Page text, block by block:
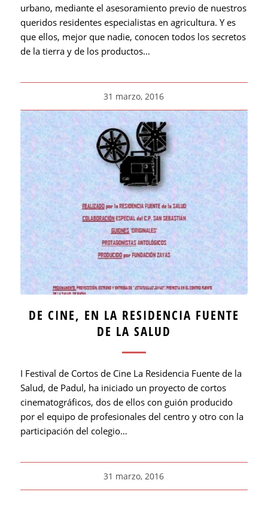
urbano, mediante el asesoramiento previo de nuestros
queridos residentes especialistas en agricultura. Y es
que ellos, mejor que nadie, conocen todos los secretos
de la tierra y de los productos…
31 marzo, 2016
DE CINE, EN LA RESIDENCIA FUENTE
DE LA SALUD
I Festival de Cortos de Cine La Residencia Fuente de la
Salud, de Padul, ha iniciado un proyecto de cortos
cinematográficos, dos de ellos con guión producido
por el equipo de profesionales del centro y otro con la
participación del colegio…
31 marzo, 2016